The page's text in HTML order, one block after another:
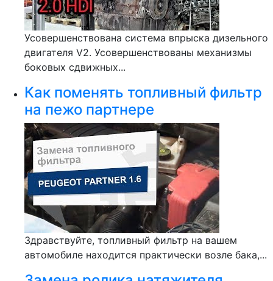
Усовершенствована система впрыска дизельного
двигателя V2. Усовершенствованы механизмы
боковых сдвижных...
Как поменять топливный фильтр
на пежо партнере
Здравствуйте, топливный фильтр на вашем
автомобиле находится практически возле бака,...